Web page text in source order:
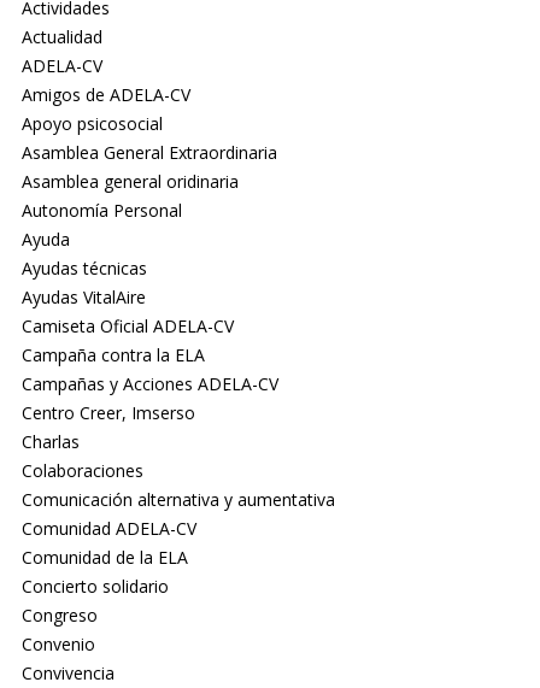
Actividades
Actualidad
ADELA-CV
Amigos de ADELA-CV
Apoyo psicosocial
Asamblea General Extraordinaria
Asamblea general oridinaria
Autonomía Personal
Ayuda
Ayudas técnicas
Ayudas VitalAire
Camiseta Oficial ADELA-CV
Campaña contra la ELA
Campañas y Acciones ADELA-CV
Centro Creer, Imserso
Charlas
Colaboraciones
Comunicación alternativa y aumentativa
Comunidad ADELA-CV
Comunidad de la ELA
Concierto solidario
Congreso
Convenio
Convivencia